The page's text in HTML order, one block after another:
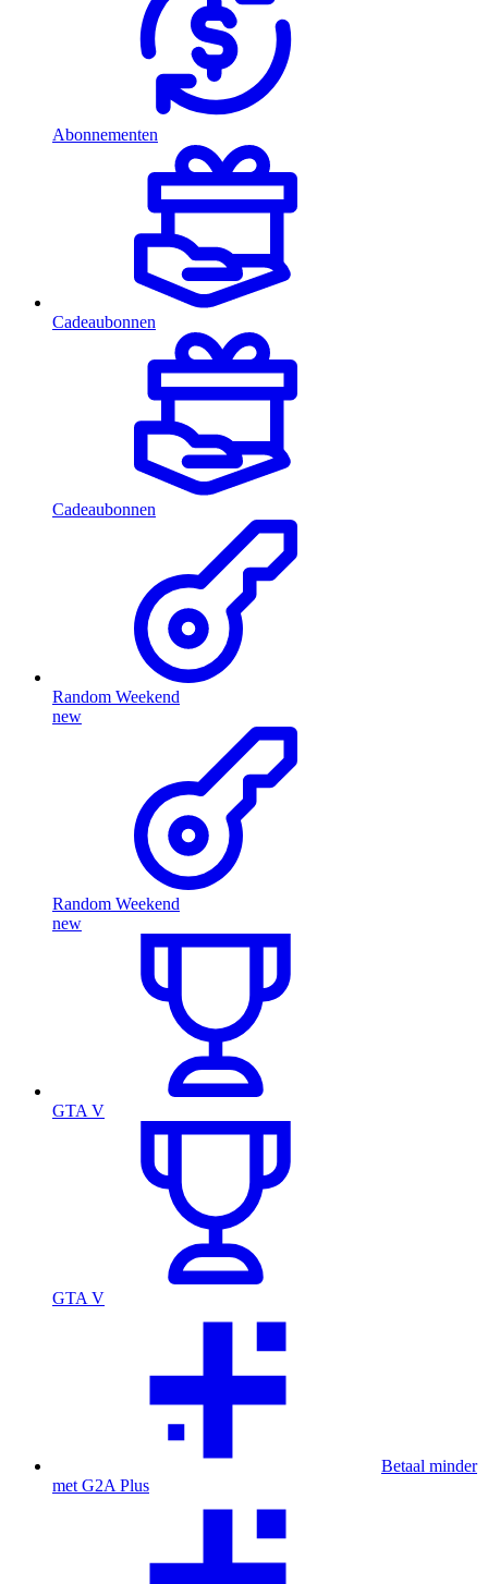
Abonnementen
Cadeaubonnen
Cadeaubonnen
Random Weekend
new
Random Weekend
new
GTA V
GTA V
Betaal minder
met G2A Plus